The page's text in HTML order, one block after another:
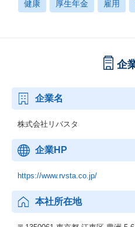
健康 厚生年金 雇用
企
企業名
株式会社リバスタ
企業HP
https://www.rvsta.co.jp/
本社所在地